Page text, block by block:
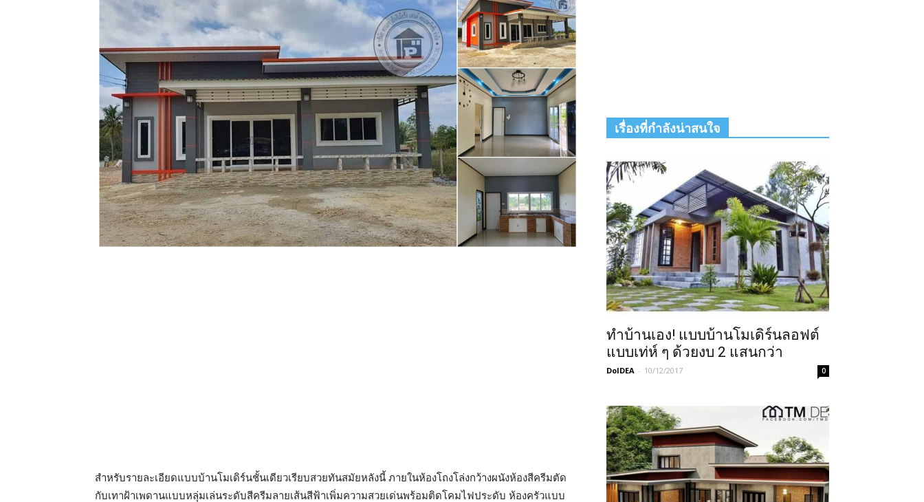
สำหรับรายละเอียดแบบบ้านโมเดิร์นชั้นเดียวเรียบสวยทันสมัยหลังนี้ ภายในห้องโถงโล่งกว้างผนังห้องสีครีมตัด
กับเทาฝ้าเพดานแบบหลุ่มเล่นระดับสีครีมลายเส้นสีฟ้าเพิ่มความสวยเด่นพร้อมติดโคมไฟประดับ ห้องครัวแบบ
เรื่องที่กำลังน่าสนใจ
ทำบ้านเอง! แบบบ้านโมเดิร์นลอฟต์
แบบเท่ห์ ๆ ด้วยงบ 2 แสนกว่า
DoIDEA - 10/12/2017 0